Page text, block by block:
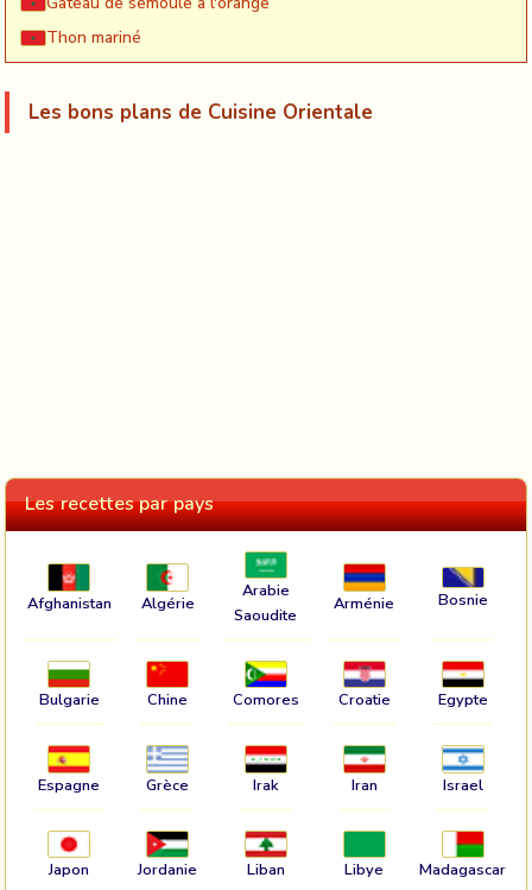
Thon mariné
Les bons plans de Cuisine Orientale
Les recettes par pays
Afghanistan Algérie
Arabie
Saoudite
Arménie Bosnie
Bulgarie Chine Comores Croatie Egypte
Espagne Grèce Irak Iran Israel
Japon Jordanie Liban Libye Madagascar